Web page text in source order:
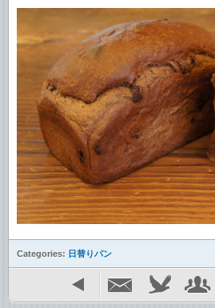
Categories: 日替りパン